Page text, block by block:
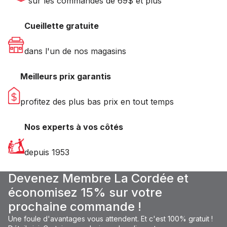
Cueillette gratuite
dans l'un de nos magasins
Meilleurs prix garantis
profitez des plus bas prix en tout temps
Nos experts à vos côtés
depuis 1953
Devenez Membre La Cordée et
économisez 15% sur votre
prochaine commande !
Une foule d'avantages vous attendent. Et c'est 100% gratuit !